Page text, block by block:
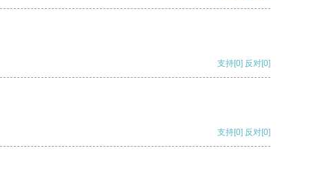
支持[0] 反对[0]
支持[0] 反对[0]